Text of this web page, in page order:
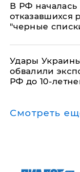
​В РФ началась
отказавшихся
"черные
Удары
обвалили
РФ до 10-
Смотреть